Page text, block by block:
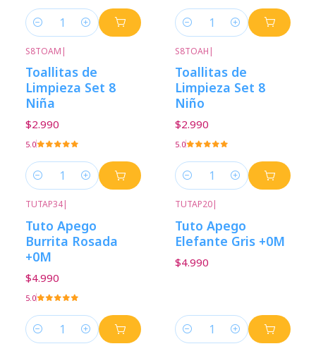
Cantidad Cantidad
S8TOAM |
Toallitas de
Limpieza Set 8
Niña
$2.990
5.0
Cantidad
S8TOAH |
Toallitas de
Limpieza Set 8
Niño
$2.990
5.0
Cantidad
TUTAP34
Tuto Apego
Burrita Rosada
+0M
$4.990
5.0
Cantidad
TUTAP20
Tuto Apego
Elefante Gris +0M
$4.990
Cantidad